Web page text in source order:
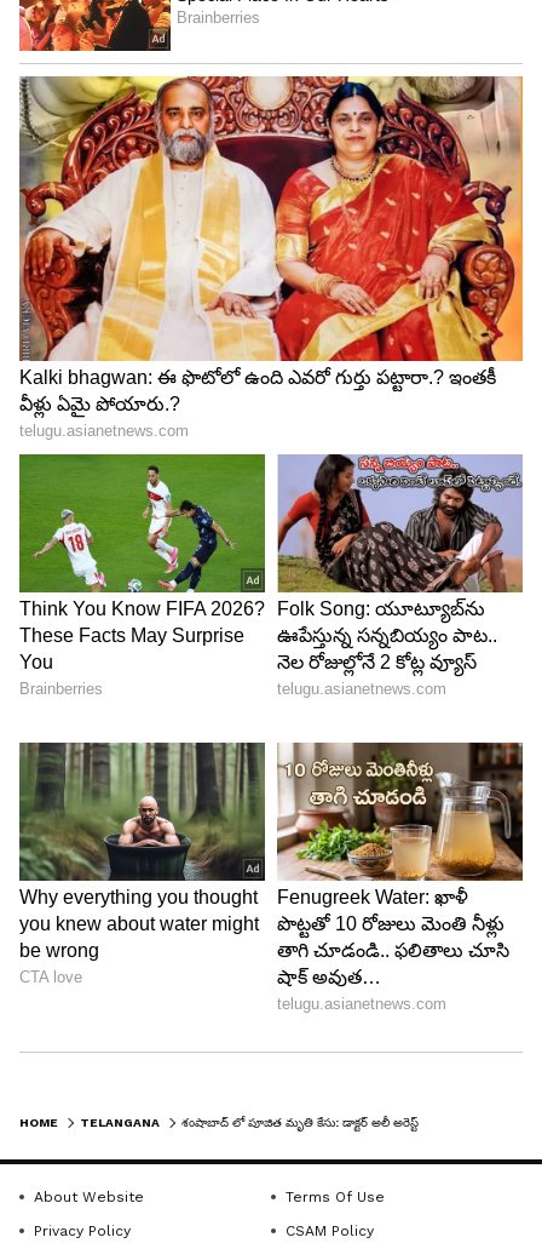
HOME TELANGANA శంషాబాద్ లో పూజిత మృతి కేసు: డాక్టర్ అలీ అరెస్ట్
About Website
Terms Of Use
Privacy Policy
CSAM Policy